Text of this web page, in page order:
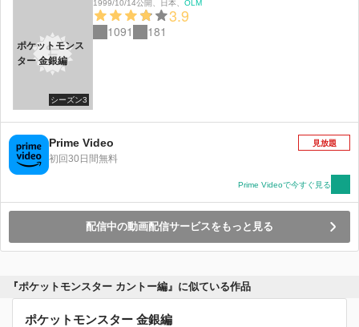
シーズン3
ポケットモンス
ター 金銀編
1999/10/14公開 日本 OLM
3.9
1091 181
Prime Video
初回30日間無料
見放題
Prime Videoで今すぐ見る
配信中の動画配信サービスをもっと見る
『ポケットモンスター カントー編』に似ている作品
ポケットモンスター 金銀編